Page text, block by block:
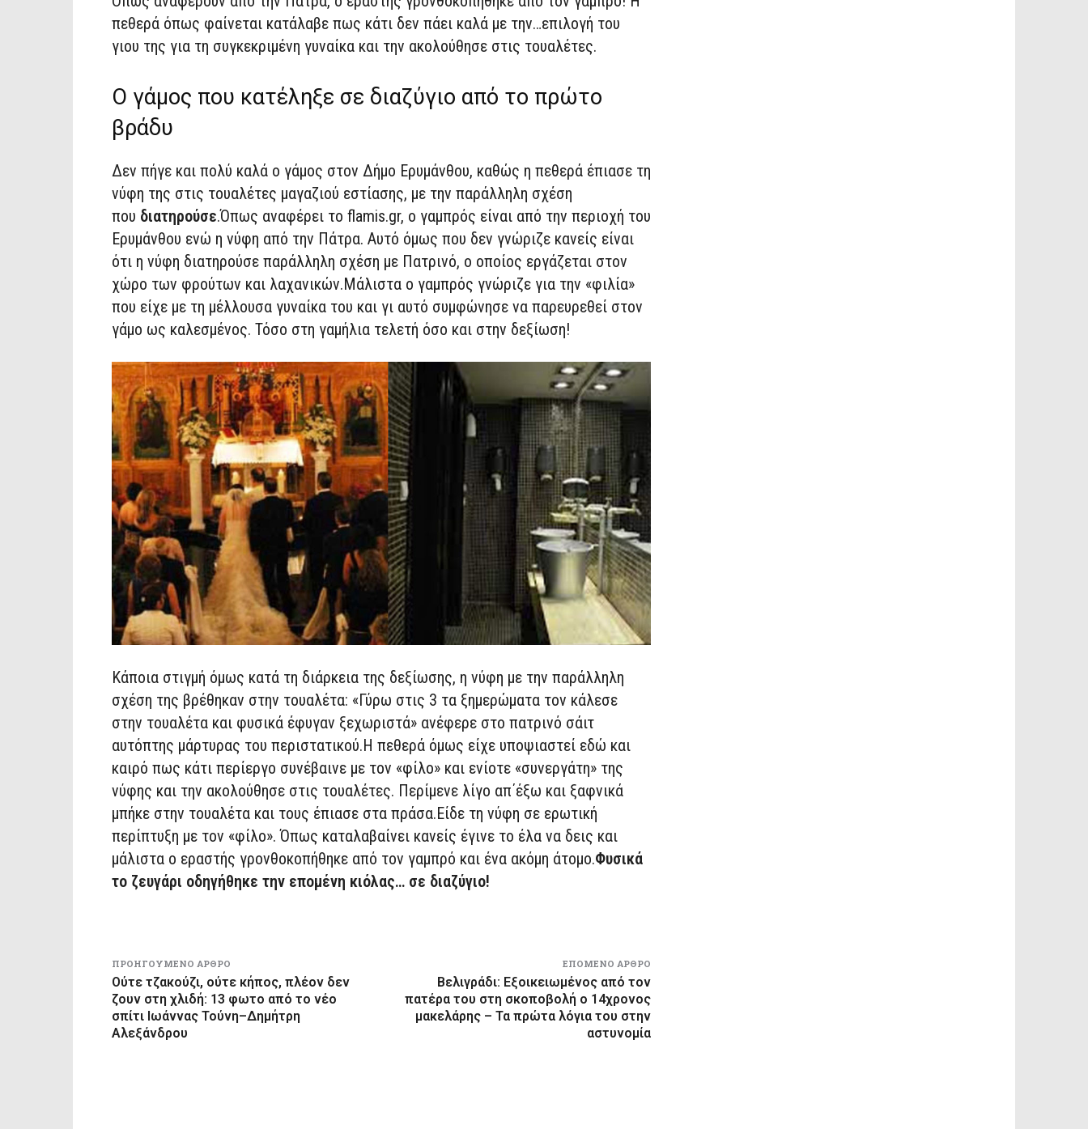
πεθερά όπως φαίνεται κατάλαβε πως κάτι δεν πάει καλά με την…επιλογή του
γιου της για τη συγκεκριμένη γυναίκα και την ακολούθησε στις τουαλέτες.
Ο γάμος που κατέληξε σε διαζύγιο από το πρώτο
βράδυ
Δεν πήγε και πολύ καλά ο γάμος στον Δήμο Ερυμάνθου, καθώς η πεθερά έπιασε τη
νύφη της στις τουαλέτες μαγαζιού εστίασης, με την παράλληλη σχέση
που διατηρούσε.Όπως αναφέρει το flamis.gr, ο γαμπρός είναι από την περιοχή του
Ερυμάνθου ενώ η νύφη από την Πάτρα. Αυτό όμως που δεν γνώριζε κανείς είναι
ότι η νύφη διατηρούσε παράλληλη σχέση με Πατρινό, ο οποίος εργάζεται στον
χώρο των φρούτων και λαχανικών.Μάλιστα ο γαμπρός γνώριζε για την «φιλία»
που είχε με τη μέλλουσα γυναίκα του και γι αυτό συμφώνησε να παρευρεθεί στον
γάμο ως καλεσμένος. Τόσο στη γαμήλια τελετή όσο και στην δεξίωση!
Κάποια στιγμή όμως κατά τη διάρκεια της δεξίωσης, η νύφη με την παράλληλη
σχέση της βρέθηκαν στην τουαλέτα: «Γύρω στις 3 τα ξημερώματα τον κάλεσε
στην τουαλέτα και φυσικά έφυγαν ξεχωριστά» ανέφερε στο πατρινό σάιτ
αυτόπτης μάρτυρας του περιστατικού.Η πεθερά όμως είχε υποψιαστεί εδώ και
καιρό πως κάτι περίεργο συνέβαινε με τον «φίλο» και ενίοτε «συνεργάτη» της
νύφης και την ακολούθησε στις τουαλέτες. Περίμενε λίγο απ΄έξω και ξαφνικά
μπήκε στην τουαλέτα και τους έπιασε στα πράσα.Είδε τη νύφη σε ερωτική
περίπτυξη με τον «φίλο». Όπως καταλαβαίνει κανείς έγινε το έλα να δεις και
μάλιστα ο εραστής γρονθοκοπήθηκε από τον γαμπρό και ένα ακόμη άτομο.Φυσικά
το ζευγάρι οδηγήθηκε την επομένη κιόλας… σε διαζύγιο!
ΠΡΟΗΓΟΎΜΕΝΟ ΆΡΘΡΟ
Ούτε τζακούζι, ούτε κήπος, πλέον δεν
ζουν στη χλιδή: 13 φωτο από το νέο
σπίτι Ιωάννας Τούνη–Δημήτρη
Αλεξάνδρου
ΕΠΌΜΕΝΟ ΆΡΘΡΟ
Βελιγράδι: Εξοικειωμένος από τον
πατέρα του στη σκοποβολή ο 14χρονος
μακελάρης – Τα πρώτα λόγια του στην
αστυνομία